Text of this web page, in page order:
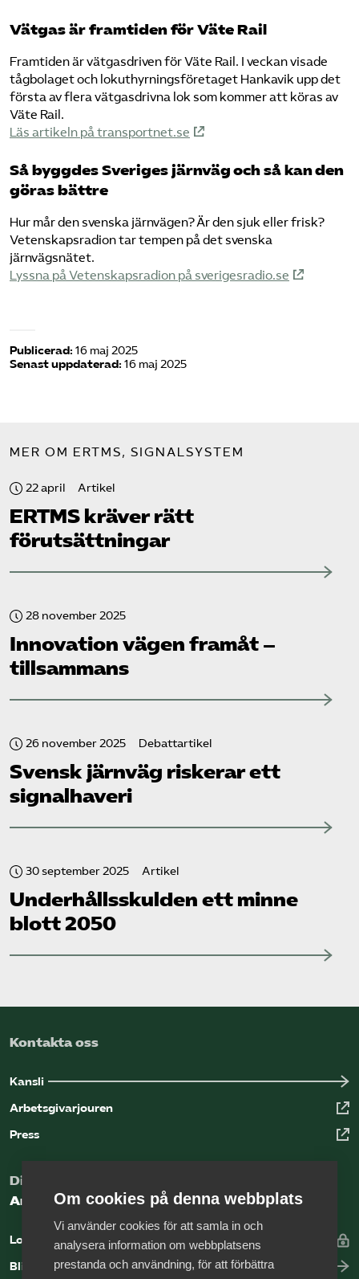
Vätgas är framtiden för Väte Rail
Framtiden är vätgasdriven för Väte Rail. I veckan visade
tågbolaget och lokuthyrningsföretaget Hankavik upp det
första av flera vätgasdrivna lok som kommer att köras av
Väte Rail.
Läs artikeln på transportnet.se
Så byggdes Sveriges järnväg och så kan den
göras bättre
Hur mår den svenska järnvägen? Är den sjuk eller frisk?
Vetenskapsradion tar tempen på det svenska
järnvägsnätet.
Lyssna på Vetenskapsradion på sverigesradio.se
Publicerad: 16 maj 2025
Senast uppdaterad: 16 maj 2025
MER OM ERTMS, SIGNALSYSTEM
22 april Artikel
ERTMS kräver rätt
förutsättningar
28 november 2025
Innovation vägen framåt –
tillsammans
26 november 2025 Debattartikel
Svensk järnväg riskerar ett
signalhaveri
30 september 2025 Artikel
Underhållsskulden ett minne
blott 2050
Kontakta oss
Kansli
Arbetsgivarjouren
Press
Digital kunskapsbank för arbetsgivare
Arbetsgivarguiden
Logga in
Bli medlem
Om cookies på denna webbplats
Vi använder cookies för att samla in och
analysera information om webbplatsens
prestanda och användning, för att förbättra